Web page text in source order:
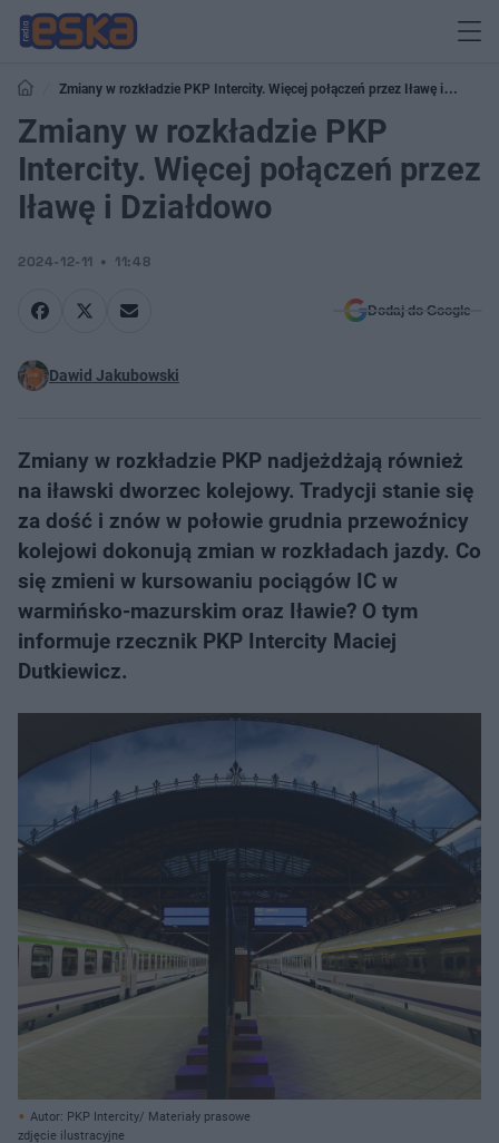
Zmiany w rozkładzie PKP Intercity. Więcej połączeń przez Iławę i
Działdowo
Zmiany w rozkładzie PKP
Intercity. Więcej połączeń przez
Iławę i Działdowo
2024-12-11 11:48
Dodaj do Google
Dawid Jakubowski
Zmiany w rozkładzie PKP nadjeżdżają również
na iławski dworzec kolejowy. Tradycji stanie się
za dość i znów w połowie grudnia przewoźnicy
kolejowi dokonują zmian w rozkładach jazdy. Co
się zmieni w kursowaniu pociągów IC w
warmińsko-mazurskim oraz Iławie? O tym
informuje rzecznik PKP Intercity Maciej
Dutkiewicz.
Autor: PKP Intercity/ Materiały prasowe
zdjęcie ilustracyjne